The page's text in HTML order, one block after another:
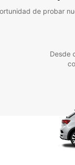
de probar
Desde